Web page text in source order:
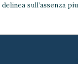
sull’assenza